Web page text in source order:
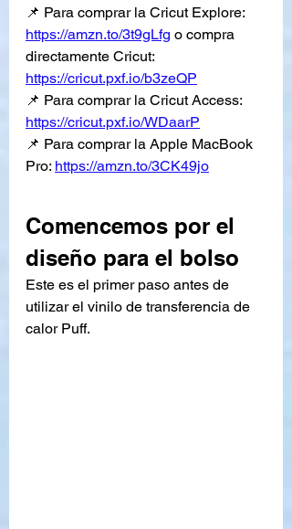
📌 Para comprar la Cricut Explore:
https://amzn.to/3t9gLfg o compra
directamente Cricut:
https://cricut.pxf.io/b3zeQP
📌 Para comprar la Cricut Access:
https://cricut.pxf.io/WDaarP
📌 Para comprar la Apple MacBook
Pro: https://amzn.to/3CK49jo
Comencemos por el
diseño para el bolso
Este es el primer paso antes de
utilizar el vinilo de transferencia de
calor Puff.